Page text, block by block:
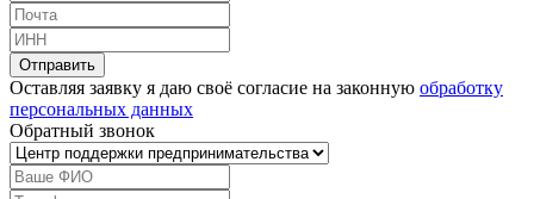
Оставляя заявку я даю своё согласие на законную обработку
персональных данных
Обратный звонок